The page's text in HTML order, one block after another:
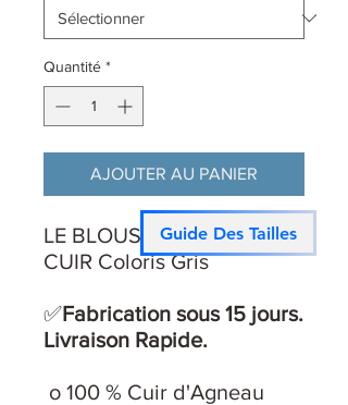
Quantité *
AJOUTER AU PANIER
LE BLOUSON KYLIAN
CUIR Coloris Gris
✅Fabrication sous 15 jours.
Livraison Rapide.
o 100 % Cuir d'Agneau
Guide Des Tailles